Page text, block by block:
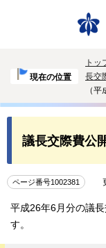
現在の位置
トッ
長交
（平
議長交際費公
ページ番号1002381
平成26年6月分の議
す。